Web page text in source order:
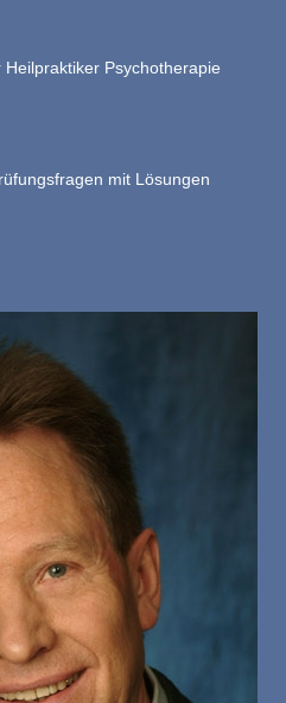
Psychotherapie
mit Lösungen